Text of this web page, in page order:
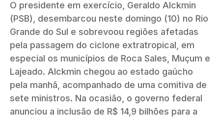
O presidente em exercício, Geraldo Alckmin
(PSB), desembarcou neste domingo (10) no Rio
Grande do Sul e sobrevoou regiões afetadas
pela passagem do ciclone extratropical, em
especial os municípios de Roca Sales, Muçum e
Lajeado. Alckmin chegou ao estado gaúcho
pela manhã, acompanhado de uma comitiva de
sete ministros. Na ocasião, o governo federal
anunciou a inclusão de R$ 14,9 bilhões para a